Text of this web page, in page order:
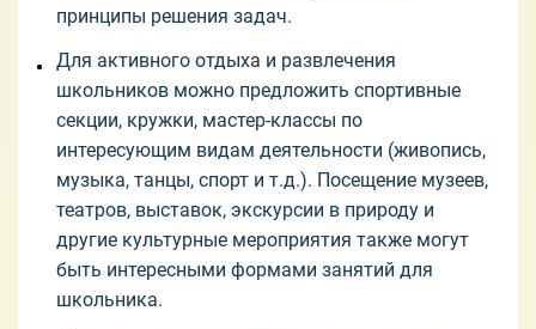
принципы решения задач.
Для активного отдыха и развлечения
школьников можно предложить спортивные
секции, кружки, мастер-классы по
интересующим видам деятельности (живопись,
музыка, танцы, спорт и т.д.). Посещение музеев,
театров, выставок, экскурсии в природу и
другие культурные мероприятия также могут
быть интересными формами занятий для
школьника.